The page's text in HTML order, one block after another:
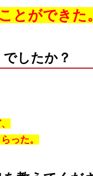
とができた
したか？
った。